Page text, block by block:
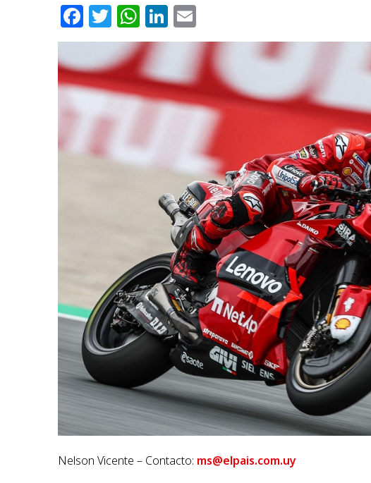
Facebook
Twitter
WhatsApp
LinkedIn
Nelson Vicente – Contacto: ms@elpais.com.uy